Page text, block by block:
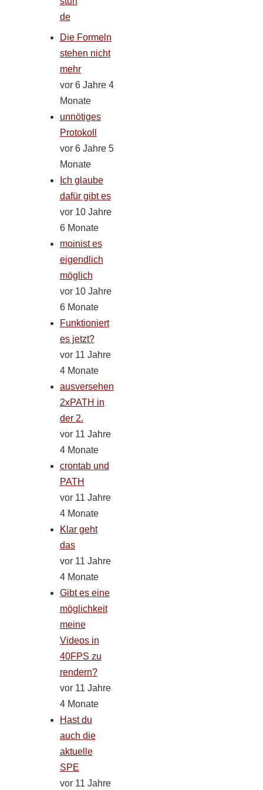
de
Die Formeln
stehen nicht
mehr
vor 6 Jahre 4
Monate
unnötiges
Protokoll
vor 6 Jahre 5
Monate
Ich glaube
dafür gibt es
vor 10 Jahre
6 Monate
moinist es
eigendlich
möglich
vor 10 Jahre
6 Monate
Funktioniert
es jetzt?
vor 11 Jahre
4 Monate
ausversehen
2xPATH in
der 2.
vor 11 Jahre
4 Monate
crontab und
PATH
vor 11 Jahre
4 Monate
Klar geht
das
vor 11 Jahre
4 Monate
Gibt es eine
möglichkeit
meine
Videos in
40FPS zu
rendern?
vor 11 Jahre
4 Monate
Hast du
auch die
aktuelle
SPE
vor 11 Jahre